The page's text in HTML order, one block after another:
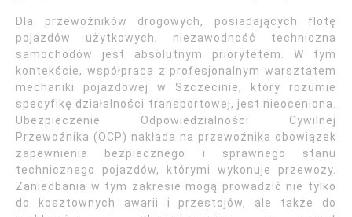
Dla przewoźników drogowych, posiadających flotę
pojazdów użytkowych, niezawodność techniczna
samochodów jest absolutnym priorytetem. W tym
kontekście, współpraca z profesjonalnym warsztatem
mechaniki pojazdowej w Szczecinie, który rozumie
specyfikę działalności transportowej, jest nieoceniona.
Ubezpieczenie Odpowiedzialności Cywilnej
Przewoźnika (OCP) nakłada na przewoźnika obowiązek
zapewnienia bezpiecznego i sprawnego stanu
technicznego pojazdów, którymi wykonuje przewozy.
Zaniedbania w tym zakresie mogą prowadzić nie tylko
do kosztownych awarii i przestojów, ale także do